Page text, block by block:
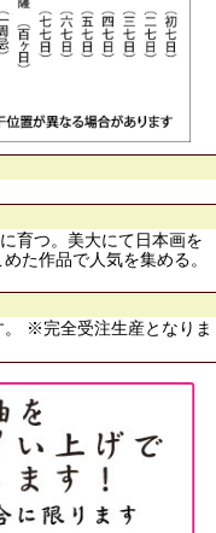
育つ。美大にて日本画を
た作品で人気を集める。
。 ※完全受注生産となりま